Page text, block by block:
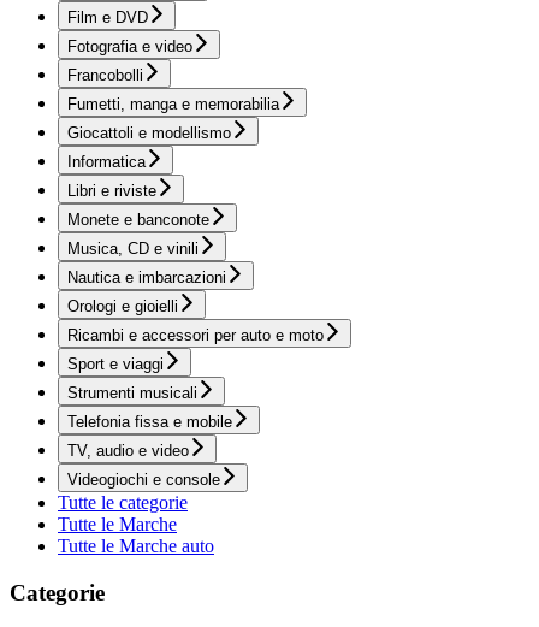
Film e DVD
Fotografia e video
Francobolli
Fumetti, manga e memorabilia
Giocattoli e modellismo
Informatica
Libri e riviste
Monete e banconote
Musica, CD e vinili
Nautica e imbarcazioni
Orologi e gioielli
Ricambi e accessori per auto e moto
Sport e viaggi
Strumenti musicali
Telefonia fissa e mobile
TV, audio e video
Videogiochi e console
Tutte le categorie
Tutte le Marche
Tutte le Marche auto
Categorie